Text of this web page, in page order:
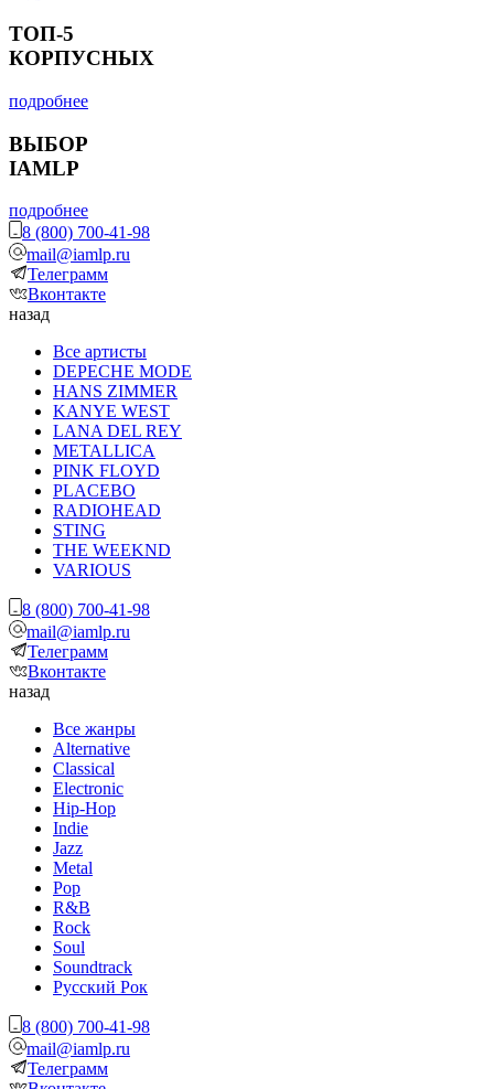
ТОП-5
КОРПУСНЫХ
подробнее
ВЫБОР
IAMLP
подробнее
8 (800) 700-41-98
mail@iamlp.ru
Телеграмм
Вконтакте
назад
Все артисты
DEPECHE MODE
HANS ZIMMER
KANYE WEST
LANA DEL REY
METALLICA
PINK FLOYD
PLACEBO
RADIOHEAD
STING
THE WEEKND
VARIOUS
8 (800) 700-41-98
mail@iamlp.ru
Телеграмм
Вконтакте
назад
Все жанры
Alternative
Classical
Electronic
Hip-Hop
Indie
Jazz
Metal
Pop
R&B
Rock
Soul
Soundtrack
Русский Рок
8 (800) 700-41-98
mail@iamlp.ru
Телеграмм